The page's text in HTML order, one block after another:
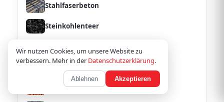
Stahlfaserbeton
Steinkohlenteer
Neuwest Baustoffe 1
Tonhohlplatte
Wir nutzen Cookies, um unsere Website zu
verbessern. Mehr in der Datenschutzerklärung.
Ablehnen Akzeptieren